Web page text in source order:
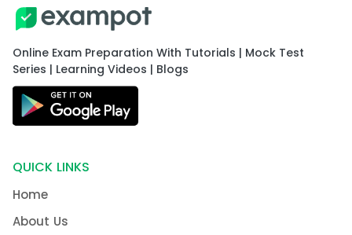
Online Exam Preparation With Tutorials | Mock Test
Series | Learning Videos | Blogs
QUICK LINKS
Home
About Us